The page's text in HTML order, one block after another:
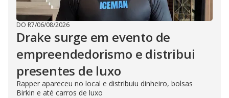
DO R7/06/08/2026
Drake surge em evento de
empreendedorismo e distribui
presentes de luxo
Rapper apareceu no local e distribuiu dinheiro, bolsas
Birkin e até carros de luxo